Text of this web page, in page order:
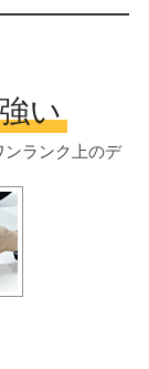
い
ンランク上のデ